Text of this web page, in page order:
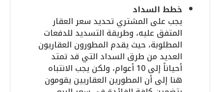
خطط السداد
يجب على المشتري تحديد سعر العقار
المتفق عليه، وطريقة التسديد للدفعات
المطلوبة، حيث يقدم المطورون العقاريون
العديد من طرق السداد التي قد تمتد
أحياناً إلى 10 أعوام، ولكن يجب الانتباه
هنا إلى أن المطورين العقاريين يقومون